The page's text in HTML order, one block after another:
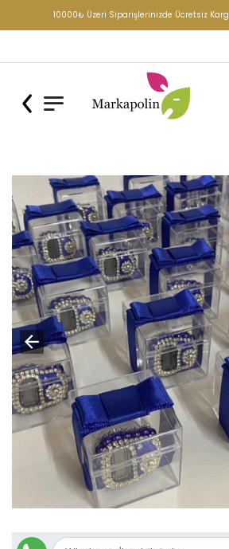
10000₺ Üzeri Siparişlerinizde Ücretsiz Kargo